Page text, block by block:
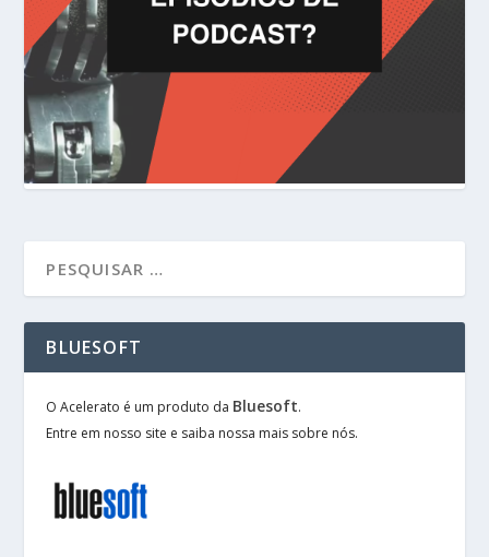
BLUESOFT
O Acelerato é um produto da Bluesoft.
Entre em nosso site e saiba nossa mais sobre nós.